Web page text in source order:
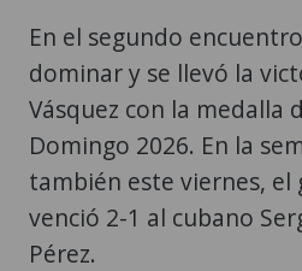
En el segundo
dominar y se llevó la
Vásquez con la medalla
Domingo 2026. En la
también este viernes, el
venció 2-1 al cubano
Pérez.